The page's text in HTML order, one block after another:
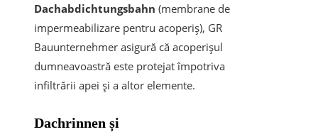
Dachabdichtungsbahn (membrane de
impermeabilizare pentru acoperiș), GR
Bauunternehmer asigură că acoperișul
dumneavoastră este protejat împotriva
infiltrării apei și a altor elemente.
Dachrinnen și